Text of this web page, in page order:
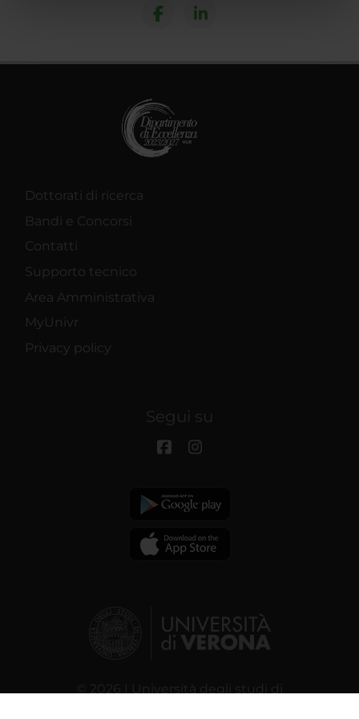
nostri partner che si occupano di analisi dei dati web,
pubblicità e social media, i quali potrebbero combinarle
raccolto dal tuo utilizzo dei loro servizi.
Dottorati di ricerca
Bandi e Concorsi
Contatti
Supporto tecnico
Area Amministrativa
MyUnivr
Privacy policy
Segui su
© 2026 | Università degli studi di